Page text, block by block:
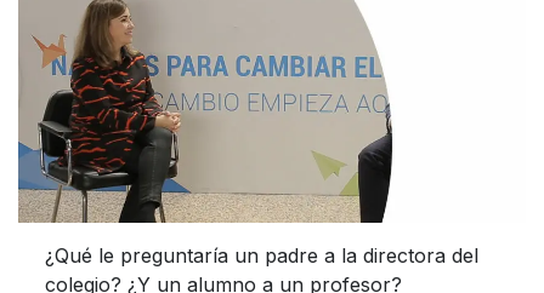
¿Qué le preguntaría un padre a la directora del
colegio? ¿Y un alumno a un profesor?